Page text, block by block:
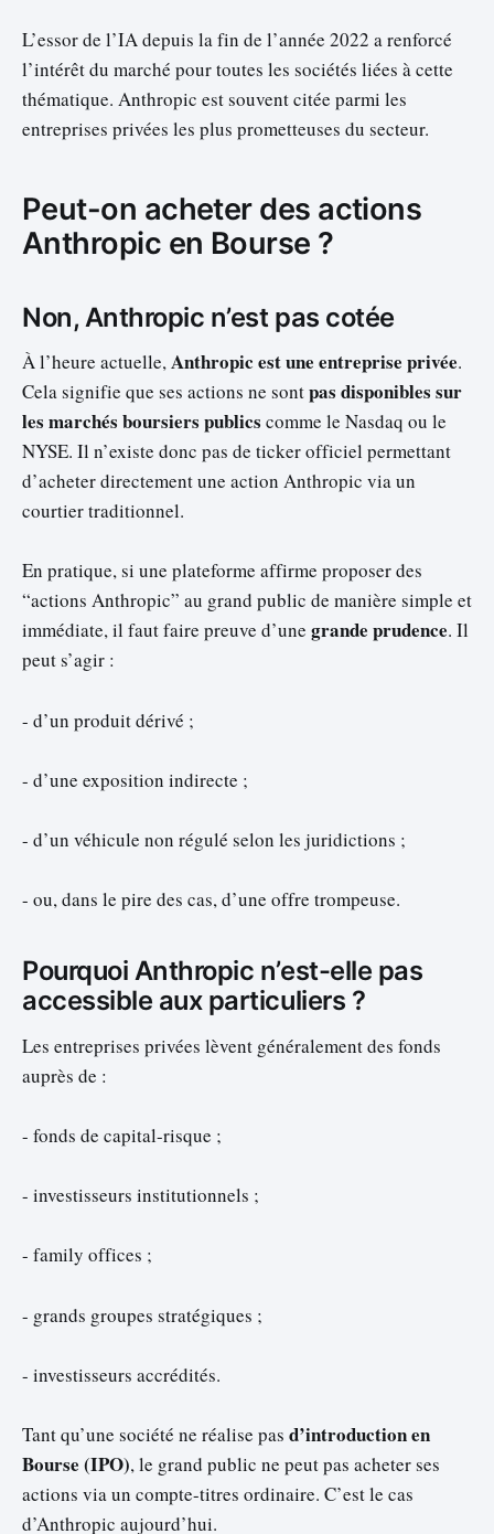
L’essor de l’IA depuis la fin de l’année 2022 a renforcé
l’intérêt du marché pour toutes les sociétés liées à cette
thématique. Anthropic est souvent citée parmi les
entreprises privées les plus prometteuses du secteur.
Peut-on acheter des actions
Anthropic en Bourse ?
Non, Anthropic n’est pas cotée
À l’heure actuelle,Anthropic est une entreprise privée.
Cela signifie que ses actions ne sontpas disponibles sur
les marchés boursiers publics comme le Nasdaq ou le
NYSE. Il n’existe donc pas de ticker officiel permettant
d’acheter directement une action Anthropic via un
courtier traditionnel.
En pratique, si une plateforme affirme proposer des
“actions Anthropic” au grand public de manière simple et
immédiate, il faut faire preuve d’une grande prudence. Il
peut s’agir :
- d’un produit dérivé ;
- d’une exposition indirecte ;
- d’un véhicule non régulé selon les juridictions ;
- ou, dans le pire des cas, d’une offre trompeuse.
Pourquoi Anthropic n’est-elle pas
accessible aux particuliers ?
Les entreprises privées lèvent généralement des fonds
auprès de :
- fonds de capital-risque ;
- investisseurs institutionnels ;
- family offices ;
- grands groupes stratégiques ;
- investisseurs accrédités.
Tant qu’une société ne réalise pas d’introduction en
Bourse (IPO), le grand public ne peut pas acheter ses
actions via un compte-titres ordinaire. C’est le cas
d’Anthropic aujourd’hui.